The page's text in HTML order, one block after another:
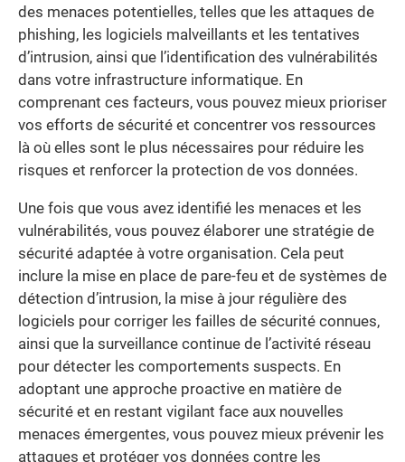
des menaces potentielles, telles que les attaques de
phishing, les logiciels malveillants et les tentatives
d’intrusion, ainsi que l’identification des vulnérabilités
dans votre infrastructure informatique. En
comprenant ces facteurs, vous pouvez mieux prioriser
vos efforts de sécurité et concentrer vos ressources
là où elles sont le plus nécessaires pour réduire les
risques et renforcer la protection de vos données.
Une fois que vous avez identifié les menaces et les
vulnérabilités, vous pouvez élaborer une stratégie de
sécurité adaptée à votre organisation. Cela peut
inclure la mise en place de pare-feu et de systèmes de
détection d’intrusion, la mise à jour régulière des
logiciels pour corriger les failles de sécurité connues,
ainsi que la surveillance continue de l’activité réseau
pour détecter les comportements suspects. En
adoptant une approche proactive en matière de
sécurité et en restant vigilant face aux nouvelles
menaces émergentes, vous pouvez mieux prévenir les
attaques et protéger vos données contre les